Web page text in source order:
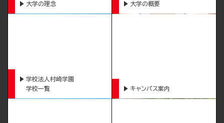
大学の理念 大学の概要
学校法人村崎学園
学校一覧
キャンパス案内